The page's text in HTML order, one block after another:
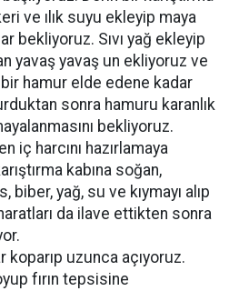
ve ılık suyu ekleyip maya
bekliyoruz. Sıvı yağ ekleyip
yavaş yavaş un ekliyoruz ve
hamur elde edene kadar
sonra hamuru karanlık
bekliyoruz.
iç harcını hazırlamaya
kabına soğan,
biber, yağ, su ve kıymayı alıp
da ilave ettikten sonra
koparıp uzunca açıyoruz.
fırın tepsisine